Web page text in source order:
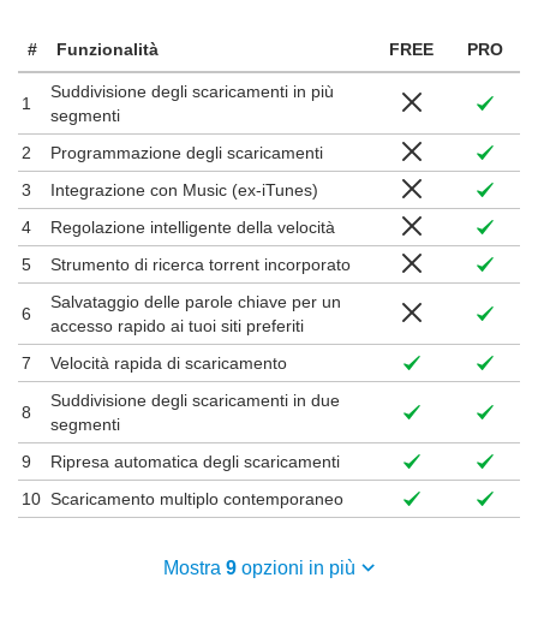
# Funzionalità FREE PRO
1
Suddivisione degli scaricamenti in più
segmenti
2
Programmazione degli scaricamenti
3
Integrazione con Music (ex-iTunes)
4
Regolazione intelligente della velocità
5
Strumento di ricerca torrent incorporato
6
Salvataggio delle parole chiave per un
accesso rapido ai tuoi siti preferiti
7
Velocità rapida di scaricamento
8
Suddivisione degli scaricamenti in due
segmenti
9
Ripresa automatica degli scaricamenti
10 Scaricamento multiplo contemporaneo
Mostra 9opzioni in più